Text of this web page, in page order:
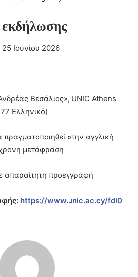
Ιουνίου 2026
Βεσάλιος», UNIC Athens
Ελληνικό)
πραγματοποιηθεί στην αγγλική
μετάφραση
απαραίτητη προεγγραφή
https://www.unic.ac.cy/fdl0